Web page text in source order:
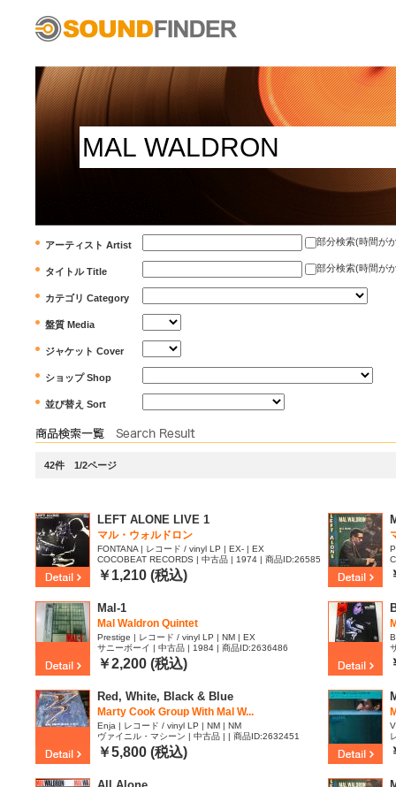
アーティスト Artist 部分検索(時間が
タイトル Title 部分検索(時間が
カテゴリ Category
盤質 Media
ジャケット Cover
ショップ Shop
並び替え Sort
42件 1/2ページ
LEFT ALONE LIVE 1
マル・ウォルドロン
FONTANA | レコード / vinyl LP | EX- | EX
COCOBEAT RECORDS | 中古品 | 1974 | 商品ID:26585
47
￥1,210 (税込)
Mal-1
Mal Waldron Quintet
Prestige | レコード / vinyl LP | NM | EX
サニーボーイ | 中古品 | 1984 | 商品ID:2636486
￥2,200 (税込)
Red, White, Black & Blue
Marty Cook Group With Mal W...
Enja | レコード / vinyl LP | NM | NM
ヴァイニル・マシーン | 中古品 | | 商品ID:2632451
￥5,800 (税込)